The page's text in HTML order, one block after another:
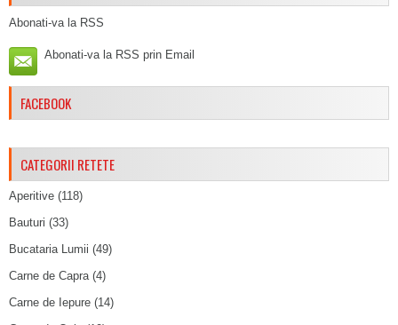
Abonati-va la RSS
Abonati-va la RSS prin Email
FACEBOOK
CATEGORII RETETE
Aperitive (118)
Bauturi (33)
Bucataria Lumii (49)
Carne de Capra(4)
Carne de Iepure (14)